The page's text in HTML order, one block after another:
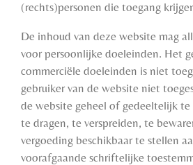
(rechts)personen die toegang
De inhoud van deze website mag
voor persoonlijke doeleinden. Het
commerciële doeleinden is niet
gebruiker van de website niet
de website geheel of gedeeltelijk te
te dragen, te verspreiden, te
vergoeding beschikbaar te stellen
voorafgaande schriftelijke